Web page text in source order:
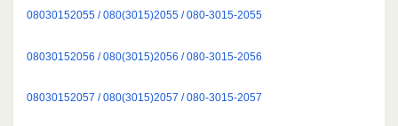
08030152055 / 080(3015)2055 / 080-3015-2055
08030152056 / 080(3015)2056 / 080-3015-2056
08030152057 / 080(3015)2057 / 080-3015-2057